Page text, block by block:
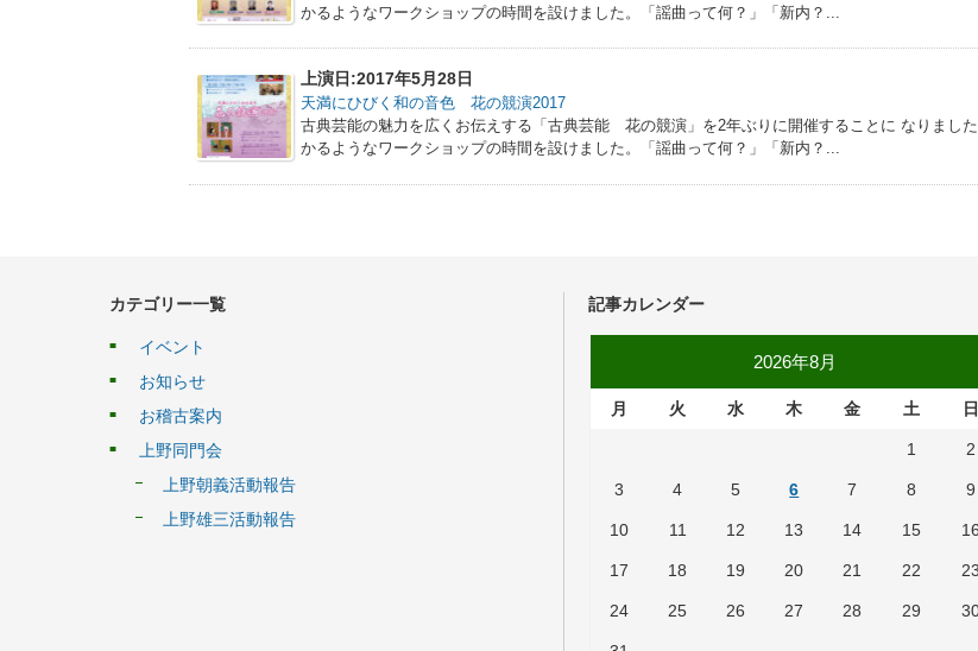
かるようなワークショップの時間を設けました。「謡曲って何？」「新内？...
上演日:2017年5月28日
天満にひびく和の音色 花の競演2017
古典芸能の魅力を広くお伝えする「古典芸能 花の競演」を2年ぶりに開催することに なりまし
かるようなワークショップの時間を設けました。「謡曲って何？」「新内？...
カテゴリー一覧
イベント
お知らせ
お稽古案内
上野同門会
上野朝義活動報告
上野雄三活動報告
記事カレンダー
2026年8月
月 火 水 木 金 土 日
1 2
3 4 5 6 7 8 9
10 11 12 13 14 15 16
17 18 19 20 21 22 23
24 25 26 27 28 29